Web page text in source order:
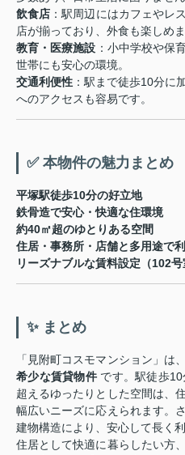
飲食店 ：駅周辺にはカフェやレ
店が揃っており、外食も楽しめま
教育・医療施設 ：小中学校や保
世帯にも安心の環境。
交通利便性 ：駅まで徒歩10分に
へのアクセスも容易です。
✅ 本物件の魅力まとめ
平塚駅徒歩10分の好立地
鉄骨造で安心・快適な住環境
約40㎡超のゆとりある空間
住居・事務所・店舗と多用途で
リーズナブルな賃料設定（102号
✨ まとめ
「見附町コスモマンション」は
希少な賃貸物件 です。駅徒歩
超えるゆったりとした空間は、
幅広いニーズに応えられます。
建物構造により、安心して長く
住居として快適に暮らしたい方